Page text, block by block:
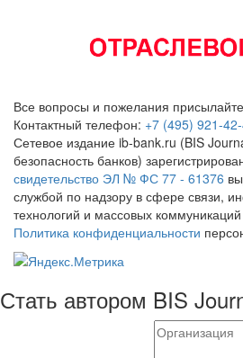
Все вопросы и пожелания
Контактный телефон: +7 (495) 921-
Сетевое издание ib-bank.ru (BIS
безопасность банков)
свидетельство ЭЛ № ФС 77 - 61376
службой по надзору в сфере связи,
технологий и массовых
Политика конфиденциальности
Стать автором BIS